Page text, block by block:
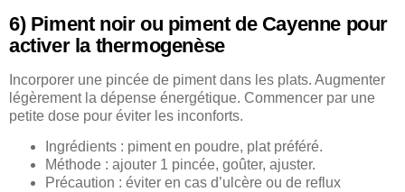
6) Piment noir ou piment de Cayenne pour
activer la thermogenèse
Incorporer une pincée de piment dans les plats. Augmenter
légèrement la dépense énergétique. Commencer par une
petite dose pour éviter les inconforts.
Ingrédients : piment en poudre, plat préféré.
Méthode : ajouter 1 pincée, goûter, ajuster.
Précaution : éviter en cas d’ulcère ou de reflux